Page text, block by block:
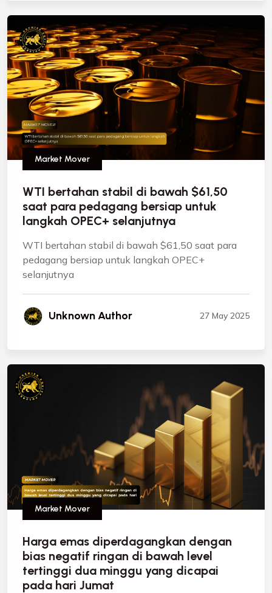
Market Mover
WTI bertahan stabil di bawah $61,50
saat para pedagang bersiap untuk
langkah OPEC+ selanjutnya
WTI bertahan stabil di bawah $61,50 saat para
pedagang bersiap untuk langkah OPEC+
selanjutnya
Unknown Author 27 May 2025
Market Mover
Harga emas diperdagangkan dengan
bias negatif ringan di bawah level
tertinggi dua minggu yang dicapai
pada hari Jumat